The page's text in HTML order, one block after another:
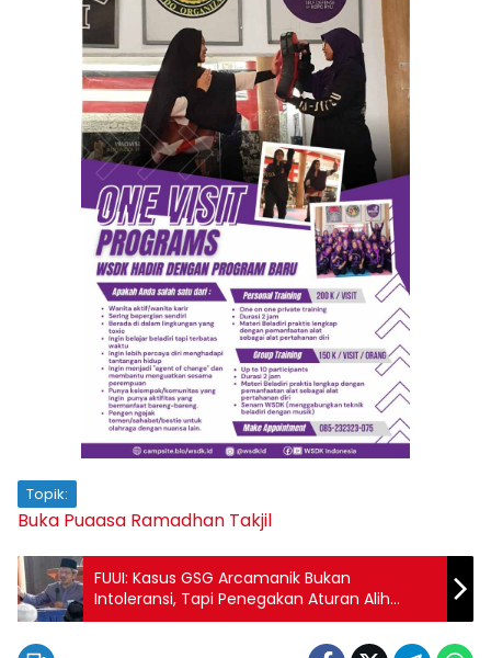
Topik:
Buka Puaasa Ramadhan Takjil
FUUI: Kasus GSG Arcamanik Bukan
Intoleransi, Tapi Penegakan Aturan Alih
Fungsi Bangunan